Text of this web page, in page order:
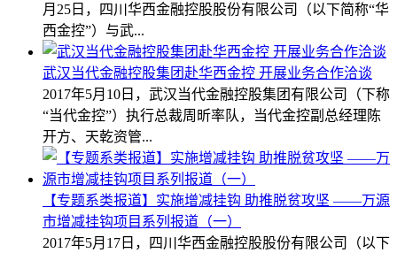
月25日，四川华西金融控股股份有限公司（以下简称“华
西金控”）与武...
武汉当代金融控股集团赴华西金控 开展业务合作洽谈
2017年5月10日，武汉当代金融控股集团有限公司（下称
“当代金控”）执行总裁周昕率队，当代金控副总经理陈
开方、天乾资管...
【专题系类报道】实施增减挂钩 助推脱贫攻坚 ——万源
市增减挂钩项目系列报道（一）
2017年5月17日，四川华西金融控股股份有限公司（以下